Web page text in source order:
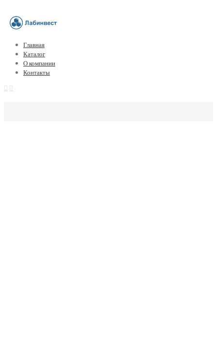
Главная
Каталог
О компании
Контакты